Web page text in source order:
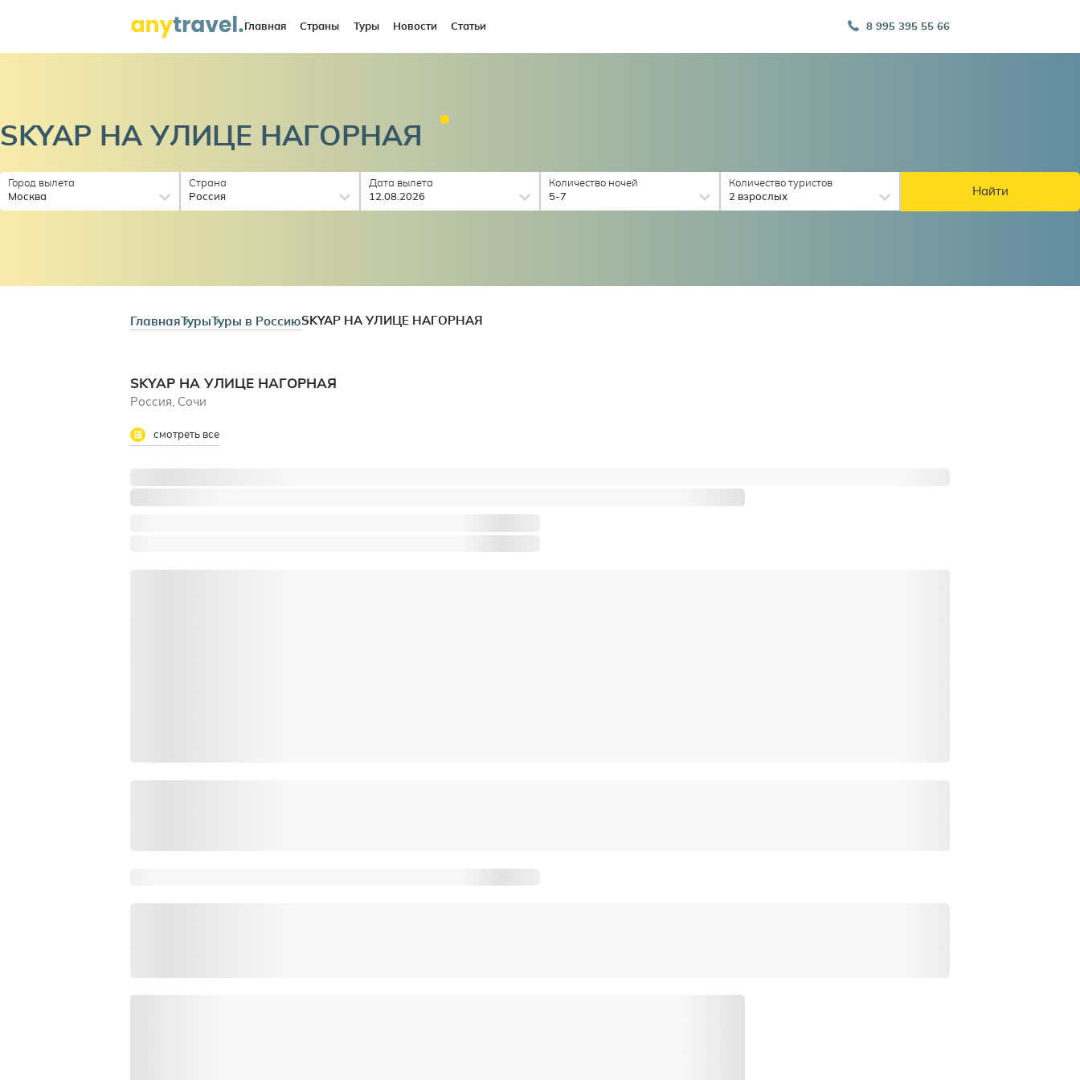
Главная Страны Туры Новости Статьи 8 995 395 55 66
SKYAP НА УЛИЦЕ НАГОРНАЯ
Город вылета
Москва
Страна
Россия
Дата вылета
12.08.2026
Количество ночей
5-7
Количество туристов
2 взрослых
Найти
ГлавнаяТурыТуры в РоссиюSKYAP НА УЛИЦЕ НАГОРНАЯ
SKYAP НА УЛИЦЕ НАГОРНАЯ
Россия, Сочи
смотреть все